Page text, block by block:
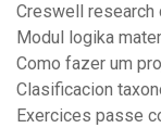
Creswell research
Modul logika
Como fazer um
Clasificacion
Exercices passe